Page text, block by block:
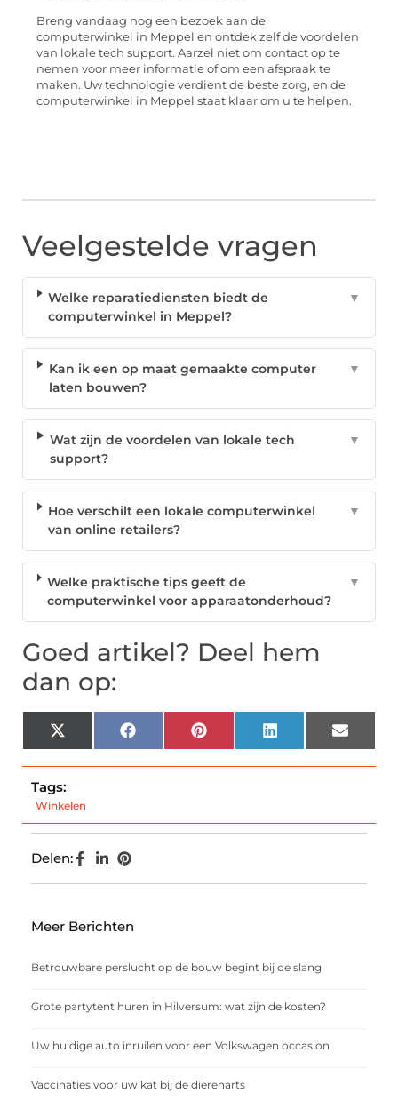
Breng vandaag nog een bezoek aan de
computerwinkel in Meppel en ontdek zelf de voordelen
van lokale tech support. Aarzel niet om contact op te
nemen voor meer informatie of om een afspraak te
maken. Uw technologie verdient de beste zorg, en de
computerwinkel in Meppel staat klaar om u te helpen.
Veelgestelde vragen
Welke reparatiediensten biedt de
computerwinkel in Meppel?
▼
Kan ik een op maat gemaakte computer
laten bouwen?
▼
Wat zijn de voordelen van lokale tech
support?
▼
Hoe verschilt een lokale computerwinkel
van online retailers?
▼
Welke praktische tips geeft de
computerwinkel voor apparaatonderhoud?
▼
Goed artikel? Deel hem
dan op:
X
(Twitter)
Facebook Pinterest LinkedIn Email
Tags:
Winkelen
Delen:
Meer Berichten
Betrouwbare perslucht op de bouw begint bij de slang
Grote partytent huren in Hilversum: wat zijn de kosten?
Uw huidige auto inruilen voor een Volkswagen occasion
Vaccinaties voor uw kat bij de dierenarts